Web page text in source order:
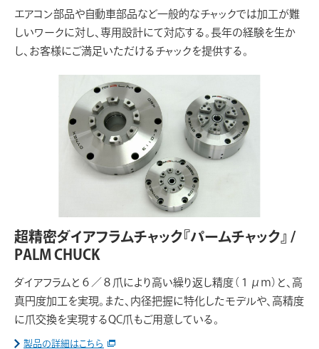
エアコン部品や自動車部品など一般的なチャックでは加工が難
しいワークに対し、専用設計にて対応する。長年の経験を生か
し、お客様にご満足いただけるチャックを提供する。
超精密ダイアフラムチャック『パームチャック』 /
PALM CHUCK
ダイアフラムと６／８爪により高い繰り返し精度（１μｍ）と、高
真円度加工を実現。また、内径把握に特化したモデルや、高精度
に爪交換を実現するQC爪もご用意している。
製品の詳細はこちら